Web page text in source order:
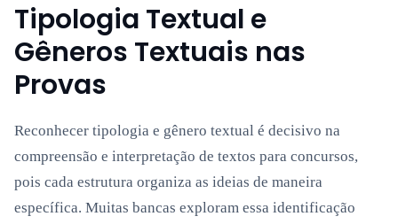
Tipologia Textual e
Gêneros Textuais nas
Provas
Reconhecer tipologia e gênero textual é decisivo na
compreensão e interpretação de textos para concursos,
pois cada estrutura organiza as ideias de maneira
específica. Muitas bancas exploram essa identificação